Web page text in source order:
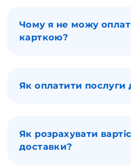
Чому я не можу
карткою?
Як оплатити послуги
Як розрахувати
доставки?